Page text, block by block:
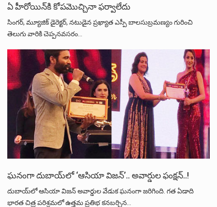
ఏ హీరోయిన్‌కి కోపమొచ్చినా ఫర్వాలేదు
సింగర్‌, మ్యూజిక్‌ డైరెక్టర్‌, నటుడైన ప్రఖ్యాత ఎస్పీ బాలసుబ్రమణ్యం గురించి
తెలుగు వారికి చెప్పనవసరం…
ఘనంగా దుబాయ్‌లో ‘ఆసియా విజన్‌’.. అవార్డుల ఫంక్షన్‌..!
దుబాయ్‌లో ఆసియా విజన్‌ అవార్డుల వేడుక ఘనంగా జరిగింది. గత ఏడాది
భారత చిత్ర పరిశ్రమలో ఉత్తమ ప్రతిభ కనబర్చిన…